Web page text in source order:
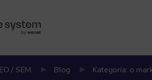
/ SEM Blog Kategoria: o